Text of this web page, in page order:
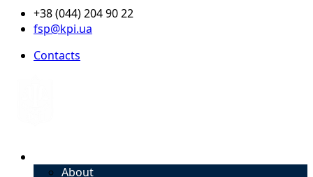
+38 (044) 204 90 22
fsp@kpi.ua
Contacts
About